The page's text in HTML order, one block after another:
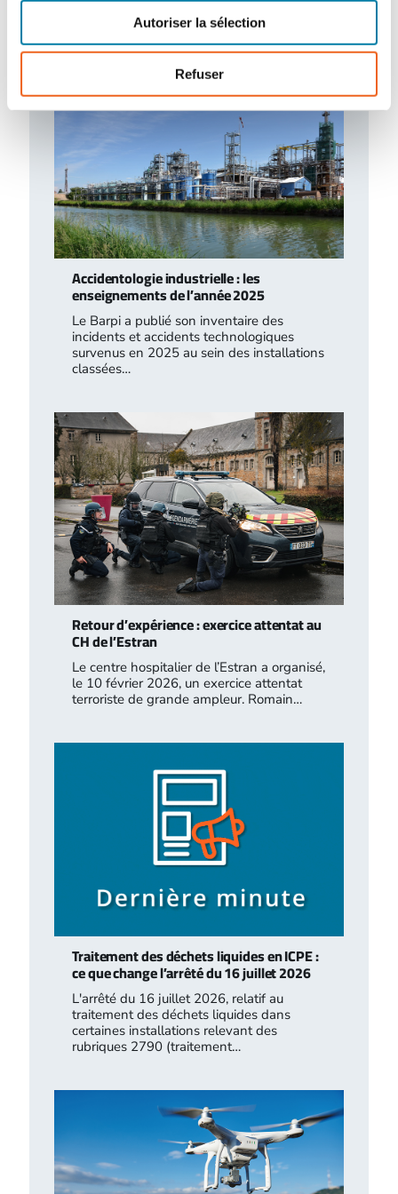
Autoriser la sélection
Refuser
des modes de stockage et d’exploitation,
Accidentologie industrielle : les
enseignements de l’année 2025
Le Barpi a publié son inventaire des
incidents et accidents technologiques
survenus en 2025 au sein des installations
classées…
Retour d’expérience : exercice attentat au
CH de l’Estran
Le centre hospitalier de l’Estran a organisé,
le 10 février 2026, un exercice attentat
terroriste de grande ampleur. Romain…
Traitement des déchets liquides en ICPE :
ce que change l’arrêté du 16 juillet 2026
L'arrêté du 16 juillet 2026, relatif au
traitement des déchets liquides dans
certaines installations relevant des
rubriques 2790 (traitement…